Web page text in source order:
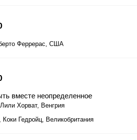
Феррерас, США
вместе неопределенное
Хорват, Венгрия
, Коки Гедройц, Великобритания